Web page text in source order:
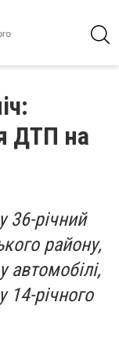
ДТП на
36-річний
району,
автомобілі,
14-річного